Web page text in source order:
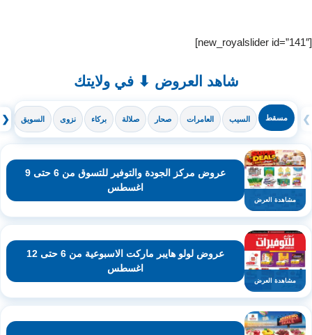
[new_royalslider id=”141″]
شاهد العروض ⬇ في ولايتك
❮ مسقط السيب العامرات صحار صلالة بركاء نزوى السويق ❯
مشاهدة العرض
عروض مركز الجودة والتوفير للتسوق من 6 حتى 9
اغسطس
مشاهدة العرض
عروض لولو هايبر ماركت الاسبوعية من 6 حتى 12
اغسطس